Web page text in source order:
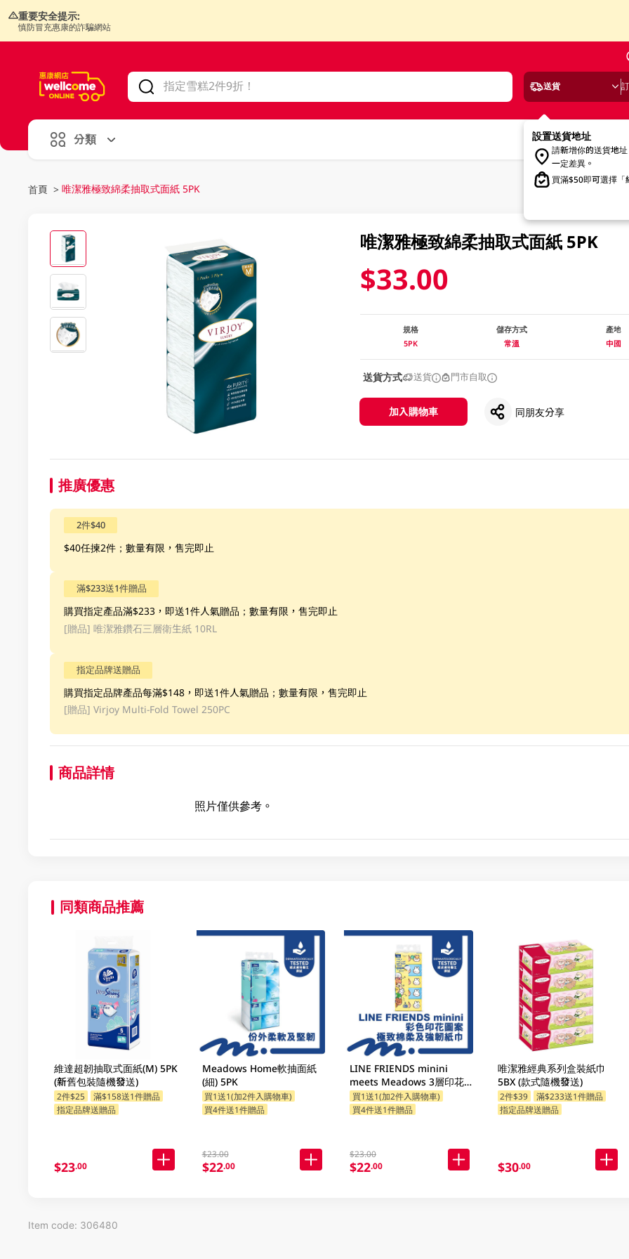
重要安全提示:
慎防冒充惠康的詐騙網站
送貨
設置送貨地址
請新增你的送貨地
一定差異。
買滿$50即可選擇「
分類
首頁 > 唯潔雅極致綿柔抽取式面紙 5PK
唯潔雅極致綿柔抽取式面紙 5PK
$33.00
規格
5PK
儲存方式
常溫
產地
中國
送貨方式 送貨 門市自取
加入購物車 同朋友分享
推廣優惠
2件$40
$40任揀2件；數量有限，售完即止
滿$233送1件贈品
購買指定產品滿$233，即送1件人氣贈品；數量有限，售完即止
[贈品] 唯潔雅鑽石三層衛生紙 10RL
指定品牌送贈品
購買指定品牌產品每滿$148，即送1件人氣贈品；數量有限，售完即止
[贈品] Virjoy Multi-Fold Towel 250PC
商品詳情
照片僅供參考。
同類商品推薦
維達超韌抽取式面紙(M) 5PK
(新舊包裝隨機發送)
2件$25
滿$158送1件贈品
指定品牌送贈品
$23.00
Meadows Home軟抽面紙
(細) 5PK
買1送1(加2件入購物車)
買4件送1件贈品
$23.00
$22.00
LINE FRIENDS minini
meets Meadows 3層印花
細碼袋裝面紙 110張 x 5包
(包裝隨機發送)
買1送1(加2件入購物車)
買4件送1件贈品
$23.00
$22.00
唯潔雅經典系列盒裝紙巾
5BX (款式隨機發送)
2件$39
滿$233送1件贈品
指定品牌送贈品
$30.00
Item code: 306480